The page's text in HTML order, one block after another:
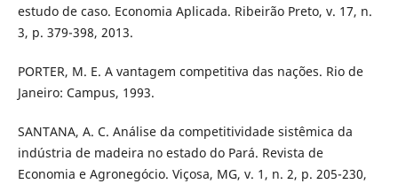
estudo de caso. Economia Aplicada. Ribeirão Preto, v. 17, n.
3, p. 379-398, 2013.
PORTER, M. E. A vantagem competitiva das nações. Rio de
Janeiro: Campus, 1993.
SANTANA, A. C. Análise da competitividade sistêmica da
indústria de madeira no estado do Pará. Revista de
Economia e Agronegócio. Viçosa, MG, v. 1, n. 2, p. 205-230,